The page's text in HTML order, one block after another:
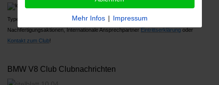
Über 1000 Mitglieder, Großes Jahrestreffen,
Typenreferenten
Nachfertigungsaktionen, Internationale Ansprechpartner Eintrittserklärung oder
Kontakt zum Club!
BMW V8 Club Clubnachrichten
Mehr Infos | Impressum